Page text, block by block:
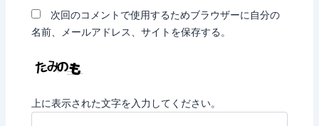
次回のコメントで使用するためブラウザーに自分の
名前、メールアドレス、サイトを保存する。
上に表示された文字を入力してください。